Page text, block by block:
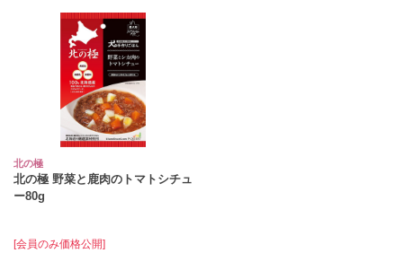
北の極
北の極 野菜と鹿肉のトマトシチュ
ー80g
[会員のみ価格公開]